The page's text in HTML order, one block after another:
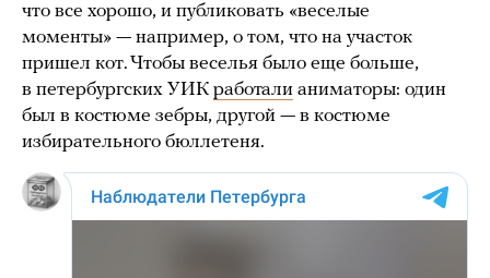
что все хорошо, и публиковать «веселые
моменты» — например, о том, что на участок
пришел кот. Чтобы веселья было еще больше,
в петербургских УИК работали аниматоры: один
был в костюме зебры, другой — в костюме
избирательного бюллетеня.